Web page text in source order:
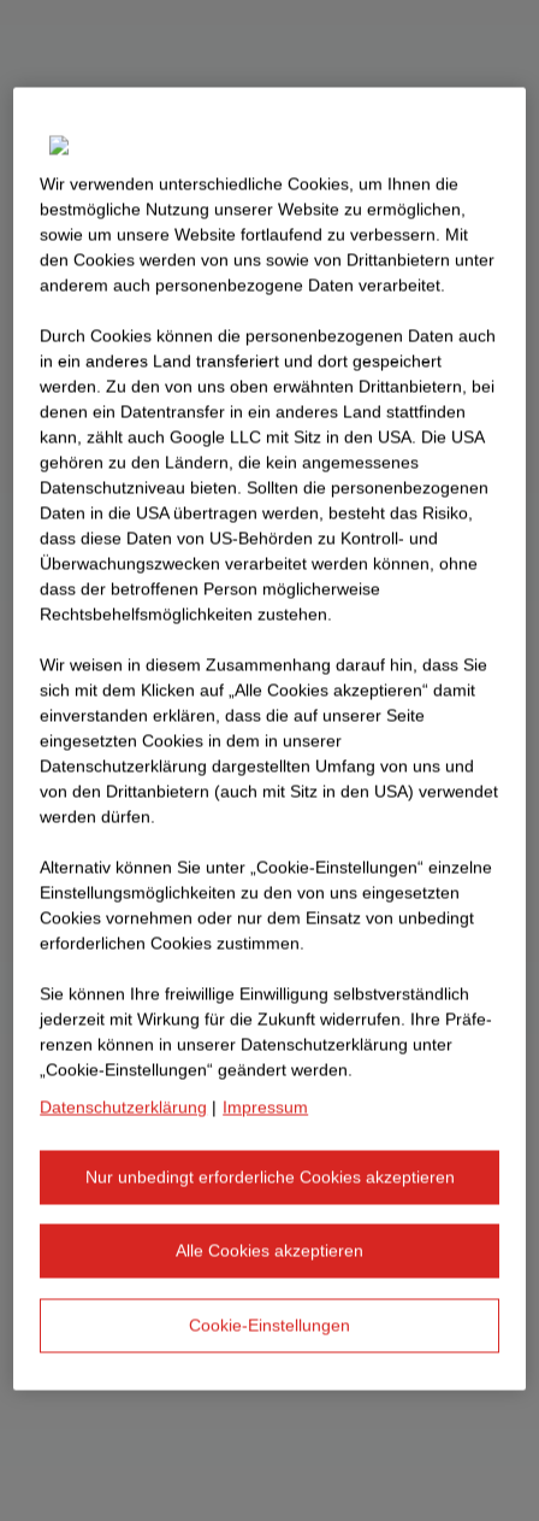
Wir verwenden unterschiedliche Cookies, um Ihnen die
best­mögliche Nutzung unserer Website zu ermöglichen,
sowie um unsere Website fortlaufend zu verbessern. Mit
den Cookies werden von uns sowie von Drittanbietern unter
anderem auch personenbezogene Daten verarbeitet.
Durch Cookies können die personenbezogenen Daten auch
in ein anderes Land transferiert und dort gespeichert
werden. Zu den von uns oben erwähnten Drittanbietern, bei
denen ein Datentransfer in ein anderes Land stattfinden
kann, zählt auch Google LLC mit Sitz in den USA. Die USA
gehören zu den Ländern, die kein angemessenes
Datenschutzniveau bieten. Sollten die personenbezogenen
Daten in die USA übertragen werden, besteht das Risiko,
dass diese Daten von US-Behörden zu Kontroll- und
Überwachungszwecken verarbeitet werden können, ohne
dass der betroffenen Person möglicherweise
Rechtsbehelfsmöglichkeiten zustehen.
Wir weisen in diesem Zusammenhang darauf hin, dass Sie
sich mit dem Klicken auf „Alle Cookies akzeptieren“ damit
ein­ver­standen erklären, dass die auf unserer Seite
eingesetzten Cookies in dem in unserer
Datenschutzerklärung dargestellten Umfang von uns und
von den Drittanbietern (auch mit Sitz in den USA) verwendet
werden dürfen.
Alternativ können Sie unter „Cookie-Einstellungen“ einzelne
Einstellungsmöglichkeiten zu den von uns eingesetzten
Cookies vornehmen oder nur dem Einsatz von unbedingt
erforderlichen Cookies zustimmen.
Sie können Ihre freiwillige Einwilligung selbstverständlich
jederzeit mit Wirkung für die Zukunft widerrufen. Ihre Prä­fe­
renzen können in unserer Datenschutzerklärung unter
„Cookie-Einstellungen“ geändert werden.
Datenschutzerklärung | Impressum
Nur unbedingt erforderliche Cookies akzeptieren
Alle Cookies akzeptieren
Cookie-Einstellungen